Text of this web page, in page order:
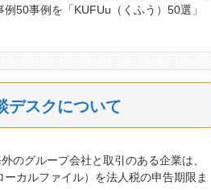
50事例を「KUFUu（くふう）50選」
デスクについて
のグループ会社と取引のある企業は、
カルファイル）を法人税の申告期限ま